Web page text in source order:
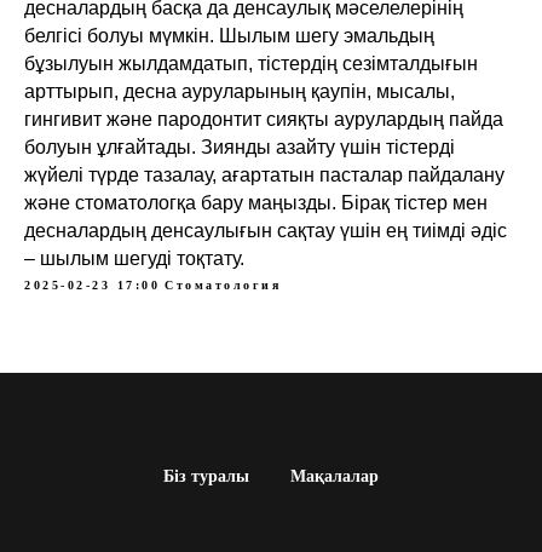
десналардың басқа да денсаулық мәселелерінің
белгісі болуы мүмкін. Шылым шегу эмальдың
бұзылуын жылдамдатып, тістердің сезімталдығын
арттырып, десна ауруларының қаупін, мысалы,
гингивит және пародонтит сияқты аурулардың пайда
болуын ұлғайтады. Зиянды азайту үшін тістерді
жүйелі түрде тазалау, ағартатын пасталар пайдалану
және стоматологқа бару маңызды. Бірақ тістер мен
десналардың денсаулығын сақтау үшін ең тиімді әдіс
– шылым шегуді тоқтату.
2025-02-23 17:00 Стоматология
Біз туралы Мақалалар